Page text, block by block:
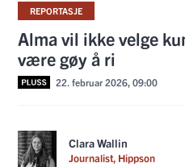
REPORTASJE
Alma vil ikke velge
være gøy å ri
22. februar 2026, 09:00
Clara Wallin
Journalist, Hippson